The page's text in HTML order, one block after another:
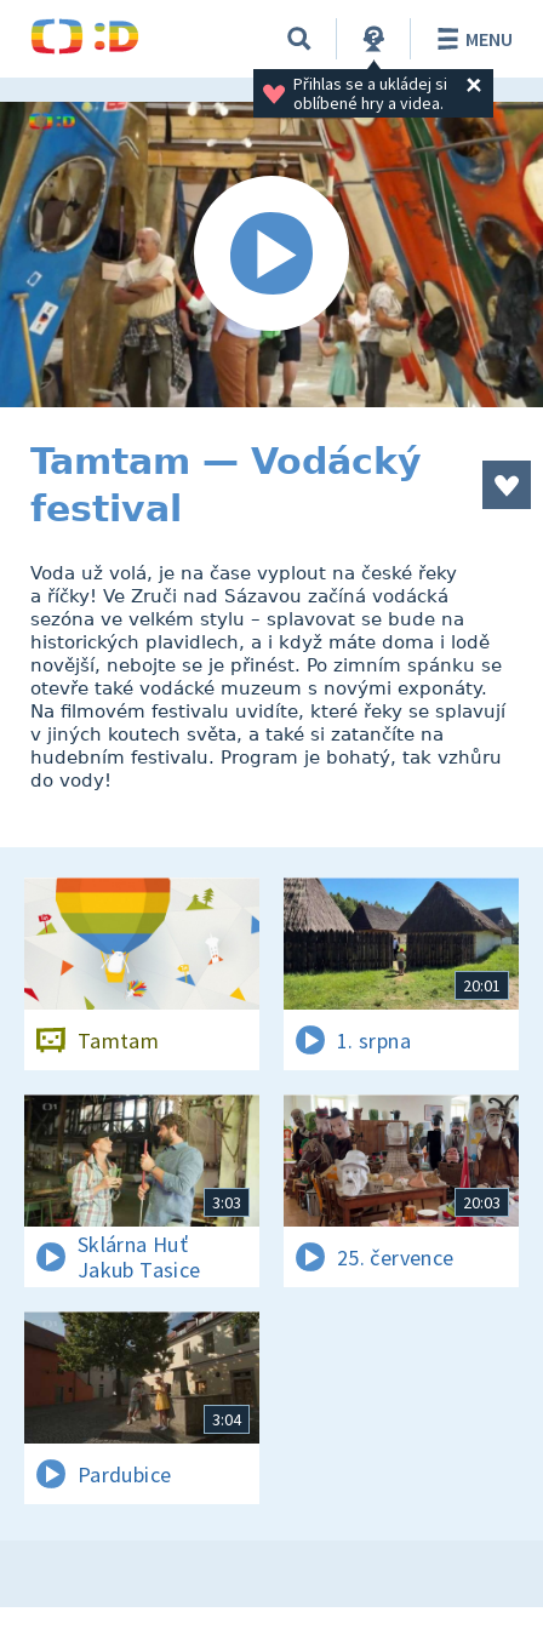
Přihlas se a ukládej si
oblíbené hry a videa.
MENU
Tamtam — Vodácký
festival
Voda už volá, je na čase vyplout na české řeky
a říčky! Ve Zruči nad Sázavou začíná vodácká
sezóna ve velkém stylu – splavovat se bude na
historických plavidlech, a i když máte doma i lodě
novější, nebojte se je přinést. Po zimním spánku se
otevře také vodácké muzeum s novými exponáty.
Na filmovém festivalu uvidíte, které řeky se splavují
v jiných koutech světa, a také si zatančíte na
hudebním festivalu. Program je bohatý, tak vzhůru
do vody!
Tamtam
20:01
1. srpna
3:03
Sklárna Huť
Jakub Tasice
20:03
25. července
3:04
Pardubice